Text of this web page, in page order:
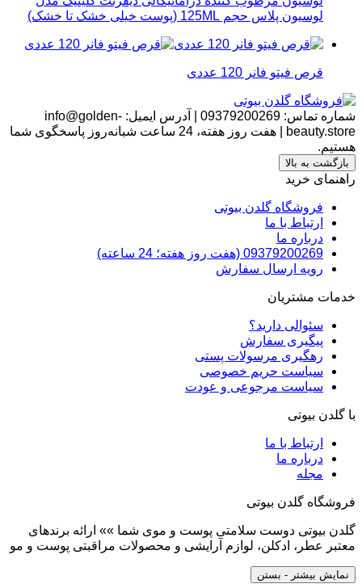
لوسیون پلاس حجم 125ML (پوست خیلی خشک تا خشک)
قرص فیتو فانر 120 عددی
شماره تماس: 09379200269 آدرس ایمیل: info@golden-
beauty.store
هفت روز هفته، 24 ساعت شبانه‌روز پاسخگوی شما
هستیم.
بازگشت به بالا
راهنمای خرید
فروشگاه گلدن بیوتی
ارتباط با ما
درباره ما
09379200269 (هفت روز هفته؛ 24 ساعته)
رویه ارسال سفارش
خدمات مشتریان
سئوالی دارید؟
پیگیری سفارش
رهگیری مرسولات پستی
سیاست حریم خصوصی
سیاست مرجوعی و عودت
با گلدن بیوتی
ارتباط با ما
درباره ما
مجله
فروشگاه گلدن بیوتی
گلدن بیوتی دوست سلامتی پوست و موی شما »» ارائه برندهای
معتبر عطر، ادکلن، لوازم آرایشی و محصولات مراقبتی پوست و مو
نمایش بیشتر - بستن